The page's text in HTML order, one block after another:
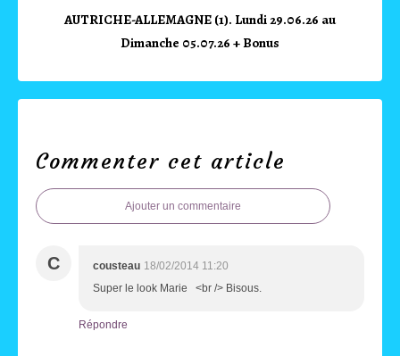
AUTRICHE-ALLEMAGNE (1). Lundi 29.06.26 au
Dimanche 05.07.26 + Bonus
Commenter cet article
Ajouter un commentaire
C cousteau 18/02/2014 11:20
Super le look Marie <br /> Bisous.
Répondre